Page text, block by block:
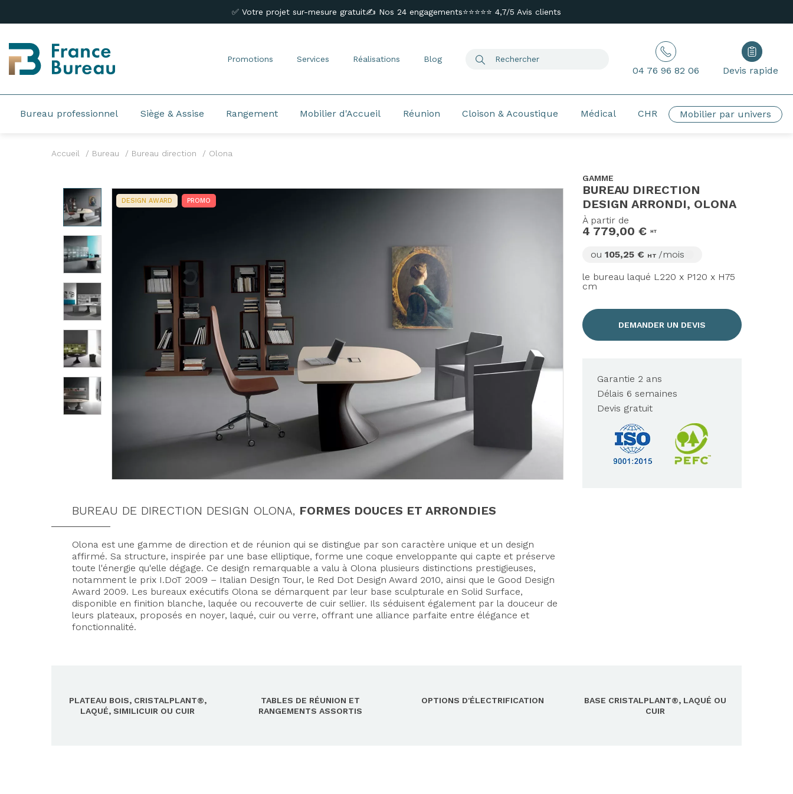
✅ Votre projet sur-mesure gratuit✍️ Nos 24 engagements⭐⭐⭐⭐⭐ 4,7/5 Avis clients
Promotions Services Réalisations Blog
04 76 96 82 06 Devis rapide
Bureau professionnel Siège & Assise Rangement Mobilier d'Accueil Réunion Cloison & Acoustique Médical CHR Mobilier par univers
Accueil Bureau Bureau direction Olona
DESIGN AWARD PROMO
GAMME
BUREAU DIRECTION
DESIGN ARRONDI, OLONA
À partir de
4 779,00 € HT
ou 105,25 € HT /mois
le bureau laqué L220 x P120 x H75
cm
DEMANDER UN DEVIS
Garantie 2 ans
Délais 6 semaines
Devis gratuit
BUREAU DE DIRECTION DESIGN OLONA, FORMES DOUCES ET ARRONDIES
Olona est une gamme de direction et de réunion qui se distingue par son caractère unique et un design
affirmé. Sa structure, inspirée par une base elliptique, forme une coque enveloppante qui capte et préserve
toute l'énergie qu'elle dégage. Ce design remarquable a valu à Olona plusieurs distinctions prestigieuses,
notamment le prix I.DoT 2009 – Italian Design Tour, le Red Dot Design Award 2010, ainsi que le Good Design
Award 2009. Les bureaux exécutifs Olona se démarquent par leur base sculpturale en Solid Surface,
disponible en finition blanche, laquée ou recouverte de cuir sellier. Ils séduisent également par la douceur de
leurs plateaux, proposés en noyer, laqué, cuir ou verre, offrant une alliance parfaite entre élégance et
fonctionnalité.
PLATEAU BOIS, CRISTALPLANT®,
LAQUÉ, SIMILICUIR OU CUIR
TABLES DE RÉUNION ET
RANGEMENTS ASSORTIS
OPTIONS D'ÉLECTRIFICATION
BASE CRISTALPLANT®, LAQUÉ OU
CUIR